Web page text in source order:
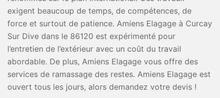
exigent beaucoup de temps, de compétences, de
force et surtout de patience. Amiens Elagage à Curcay
Sur Dive dans le 86120 est expérimenté pour
l’entretien de l’extérieur avec un coût du travail
abordable. De plus, Amiens Elagage vous offre des
services de ramassage des restes. Amiens Elagage est
ouvert tous les jours, alors demandez votre devis !